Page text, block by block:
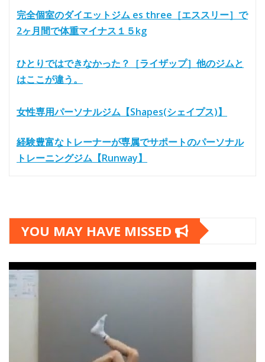
完全個室のダイエットジム es three［エススリー］で
2ヶ月間で体重マイナス１５kg
ひとりではできなかった？［ライザップ］他のジムと
はここが違う。
女性専用パーソナルジム【Shapes(シェイプス)】
経験豊富なトレーナーが専属でサポートのパーソナル
トレーニングジム【Runway】
YOU MAY HAVE MISSED